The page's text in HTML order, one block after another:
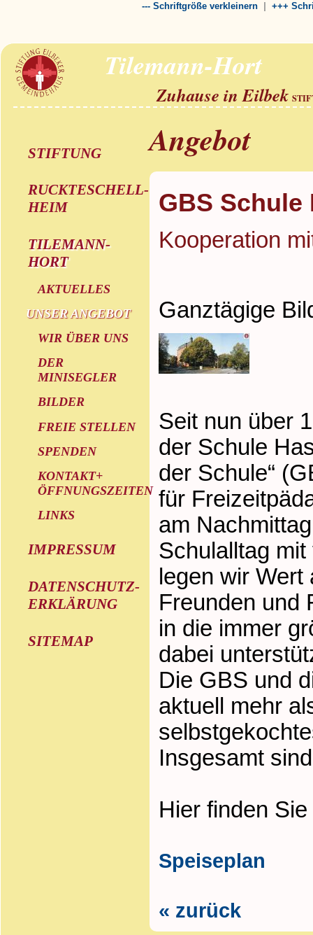
--- Schriftgröße verkleinern | +++
Tilemann-Hort
Zuhause in Eilbek
STIFTUNG
RUCKTESCHELL-
HEIM
TILEMANN-
HORT
AKTUELLES
UNSER ANGEBOT
WIR ÜBER UNS
DER
MINISEGLER
BILDER
FREIE STELLEN
SPENDEN
KONTAKT+
ÖFFNUNGSZEITEN
LINKS
IMPRESSUM
DATENSCHUTZ-
ERKLÄRUNG
SITEMAP
Angebot
GBS
Kooperation
Ganztägige
Seit nun über
der Schule
der Schule“
für
am
Schulalltag
legen wir
Freunden und
in die immer
dabei
Die GBS und
aktuell mehr
Insgesamt
Hier finden
Speiseplan
« zurück